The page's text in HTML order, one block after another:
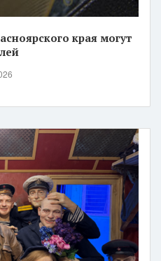
края могут